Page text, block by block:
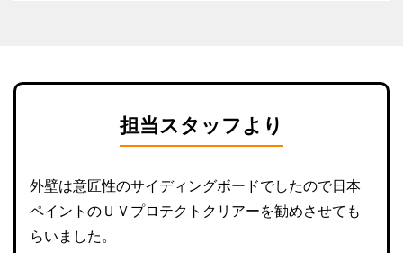
担当スタッフより
外壁は意匠性のサイディングボードでしたので日本
ペイントのＵＶプロテクトクリアーを勧めさせても
らいました。